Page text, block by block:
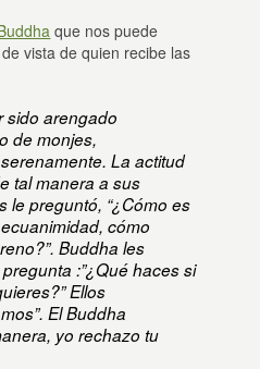
que nos puede
vista de quien recibe las
sido arengado
de monjes,
La actitud
tal manera a sus
le preguntó, “¿Cómo es
cómo
Buddha les
:”¿Qué haces si
Ellos
El Buddha
yo rechazo tu